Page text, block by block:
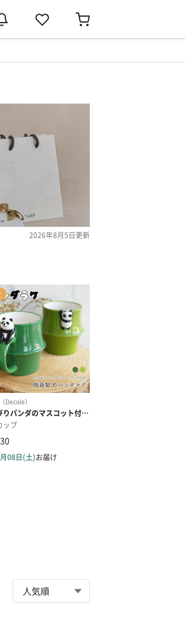
2026年8月5日更新